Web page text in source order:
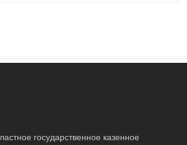
государственное казенное